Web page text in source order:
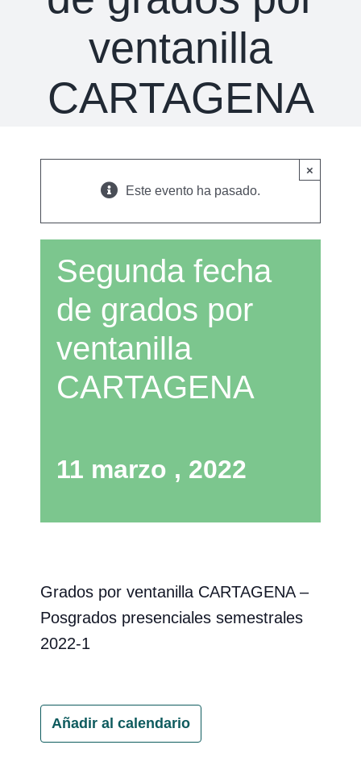
ventanilla
CARTAGENA
×
Este evento ha pasado.
Segunda fecha
de grados por
ventanilla
CARTAGENA
11 marzo , 2022
Grados por ventanilla CARTAGENA –
Posgrados presenciales semestrales
2022-1
Añadir al calendario